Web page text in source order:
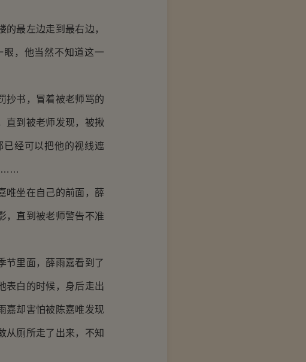
最左边走到最右边，
，他当然不知道这一
书，冒着被老师骂的
直到被老师发现，被揪
已经可以把他的视线遮
……
坐在自己的前面，薛
，直到被老师警告不准
里面，薛雨嘉看到了
表白的时候，身后走出
嘉却害怕被陈嘉唯发现
从厕所走了出来，不知